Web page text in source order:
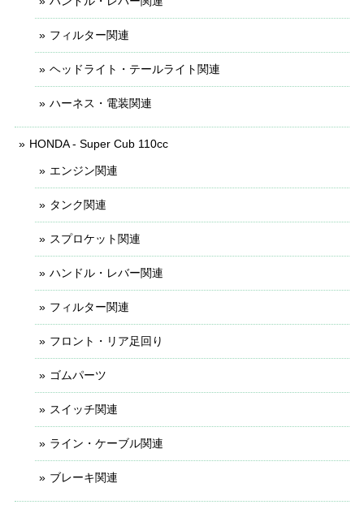
フィルター関連
ヘッドライト・テールライト関連
ハーネス・電装関連
HONDA - Super Cub 110cc
エンジン関連
タンク関連
スプロケット関連
ハンドル・レバー関連
フィルター関連
フロント・リア足回り
ゴムパーツ
スイッチ関連
ライン・ケーブル関連
ブレーキ関連